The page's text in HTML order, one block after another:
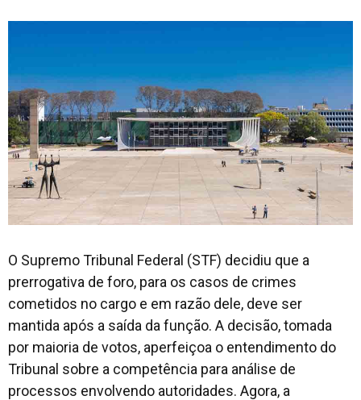
O Supremo Tribunal Federal (STF) decidiu que a
prerrogativa de foro, para os casos de crimes
cometidos no cargo e em razão dele, deve ser
mantida após a saída da função. A decisão, tomada
por maioria de votos, aperfeiçoa o entendimento do
Tribunal sobre a competência para análise de
processos envolvendo autoridades. Agora, a